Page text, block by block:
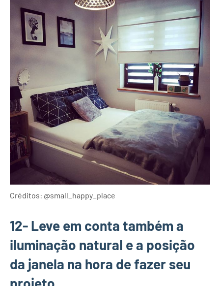
Créditos: @small_happy_place
12- Leve em conta também a
iluminação natural e a posição
da janela na hora de fazer seu